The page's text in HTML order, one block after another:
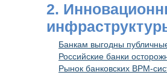
2.
Банкам выгодны
Российские банки
Рынок банковских BPM-